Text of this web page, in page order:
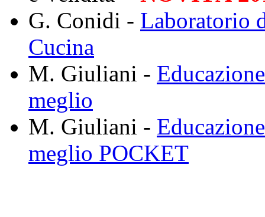
G. Conidi - Laboratorio
Cucina
M. Giuliani -
meglio
M. Giuliani -
meglio POCKET